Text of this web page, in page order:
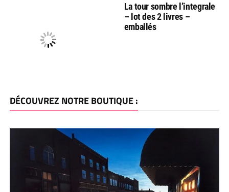
La tour sombre l’integrale
– lot des 2 livres –
emballés
DÉCOUVREZ NOTRE BOUTIQUE :